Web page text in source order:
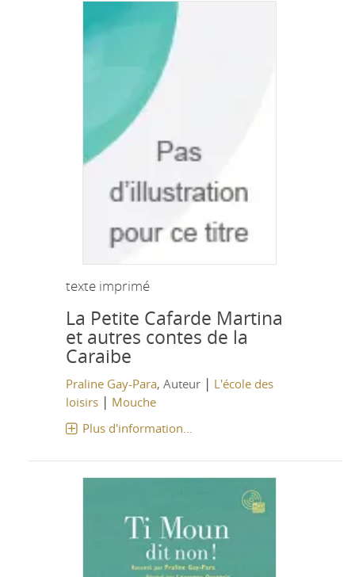
texte imprimé
La Petite Cafarde Martina
et autres contes de la
Caraibe
Praline Gay-Para, Auteur | L'école des
loisirs| Mouche
Plus d'information...